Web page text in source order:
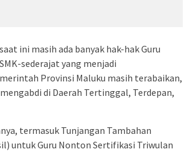
ini masih ada banyak hak-hak Guru
sederajat yang menjadi
Provinsi Maluku masih terabaikan,
di Daerah Tertinggal, Terdepan,
termasuk Tunjangan Tambahan
untuk Guru Nonton Sertifikasi Triwulan